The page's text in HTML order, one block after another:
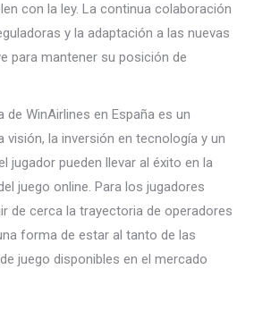
con la ley. La continua colaboración
y la adaptación a las nuevas
para mantener su posición de
de WinAirlines en España es un
la inversión en tecnología y un
jugador pueden llevar al éxito en la
juego online. Para los jugadores
de cerca la trayectoria de operadores
forma de estar al tanto de las
juego disponibles en el mercado